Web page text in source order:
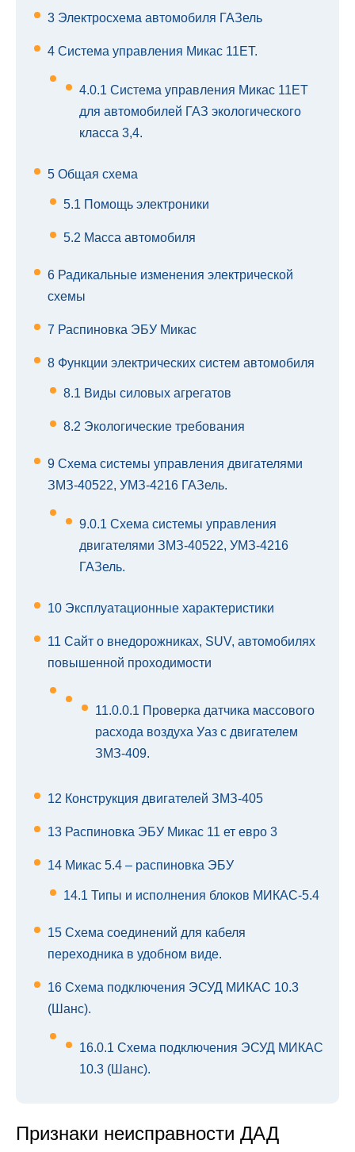
3 Электросхема автомобиля ГАЗель
4 Система управления Микас 11ET.
4.0.1 Система управления Микас 11ET
для автомобилей ГАЗ экологического
класса 3,4.
5 Общая схема
5.1 Помощь электроники
5.2 Масса автомобиля
6 Радикальные изменения электрической
схемы
7 Распиновка ЭБУ Микас
8 Функции электрических систем автомобиля
8.1 Виды силовых агрегатов
8.2 Экологические требования
9 Схема системы управления двигателями
ЗМЗ-40522, УМЗ-4216 ГАЗель.
9.0.1 Схема системы управления
двигателями ЗМЗ-40522, УМЗ-4216
ГАЗель.
10 Эксплуатационные характеристики
11 Сайт о внедорожниках, SUV, автомобилях
повышенной проходимости
11.0.0.1 Проверка датчика массового
расхода воздуха Уаз с двигателем
ЗМЗ-409.
12 Конструкция двигателей ЗМЗ-405
13 Распиновка ЭБУ Микас 11 ет евро 3
14 Микас 5.4 – распиновка ЭБУ
14.1 Типы и исполнения блоков МИКАС-5.4
15 Схема соединений для кабеля
переходника в удобном виде.
16 Схема подключения ЭСУД МИКАС 10.3
(Шанс).
16.0.1 Схема подключения ЭСУД МИКАС
10.3 (Шанс).
Признаки неисправности ДАД